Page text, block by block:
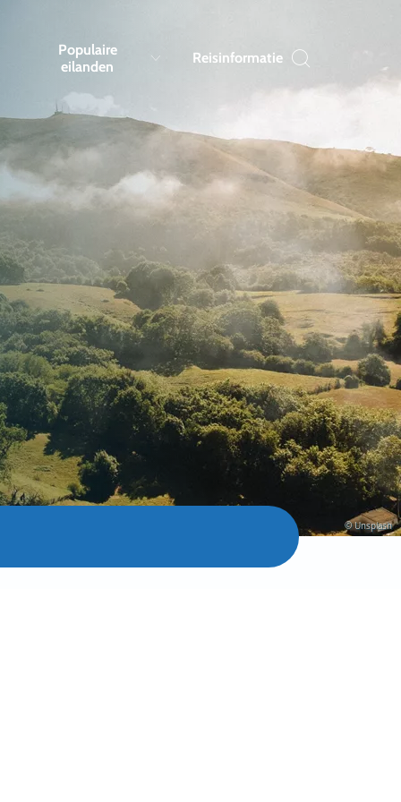
Populaire
eilanden
Reisinformatie
© Unsplash